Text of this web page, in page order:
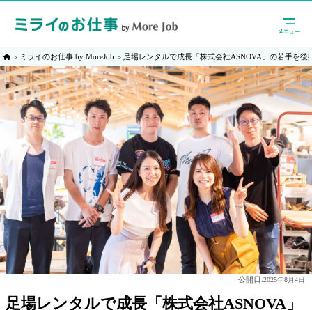
ミライのお仕事 by MoreJob 足場レンタルで成長「株式会社ASNOVA」の若手を後
公開日:2025年8月4日
足場レンタルで成長「株式会社ASNOVA」